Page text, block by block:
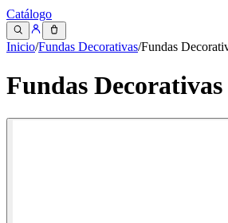
Catálogo
Inicio/Fundas Decorativas/Fundas
Fundas